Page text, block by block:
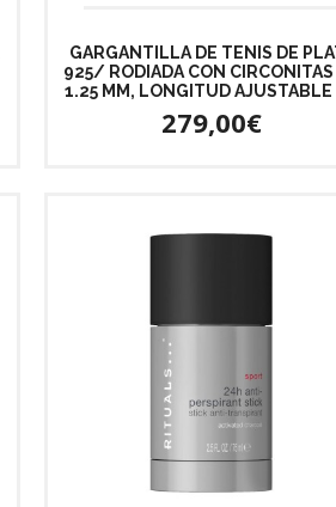
GARGANTILLA DE TENIS DE
925/ RODIADA CON CIRCONITAS
1.25 MM, LONGITUD AJUSTABLE
279,00€